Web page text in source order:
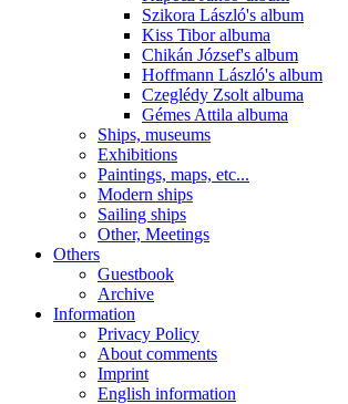
Szikora László's album
Kiss Tibor albuma
Chikán József's album
Hoffmann László's album
Czeglédy Zsolt albuma
Gémes Attila albuma
Ships, museums
Exhibitions
Paintings, maps, etc...
Modern ships
Sailing ships
Other, Meetings
Others
Guestbook
Archive
Information
Privacy Policy
About comments
Imprint
English information